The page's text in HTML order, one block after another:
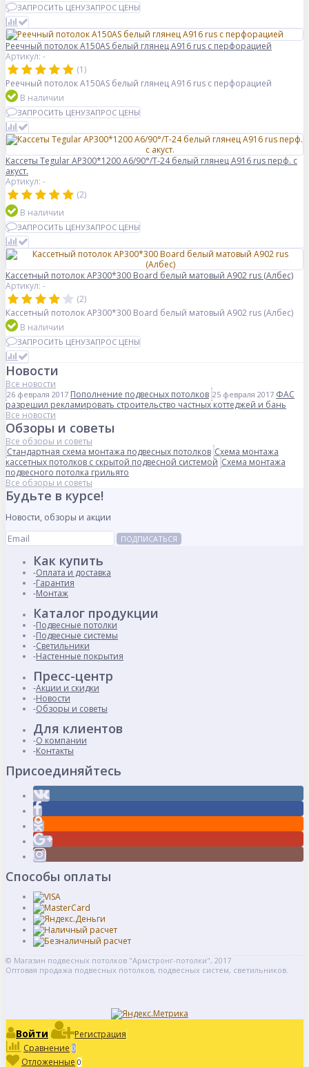
ЗАПРОСИТЬ ЦЕНУЗАПРОС ЦЕНЫ
Реечный потолок A150AS белый глянец A916 rus с перфорацией
Артикул: -
(1)
Реечный потолок A150AS белый глянец A916 rus с перфорацией
В наличии
ЗАПРОСИТЬ ЦЕНУЗАПРОС ЦЕНЫ
Кассеты Tegular AP300*1200 A6/90°/Т-24 белый глянец A916 rus перф. с
акуст.
Артикул: -
(2)
В наличии
ЗАПРОСИТЬ ЦЕНУЗАПРОС ЦЕНЫ
Кассетный потолок AP300*300 Board белый матовый А902 rus (Албес)
Артикул: -
(2)
Кассетный потолок AP300*300 Board белый матовый А902 rus (Албес)
В наличии
ЗАПРОСИТЬ ЦЕНУЗАПРОС ЦЕНЫ
Новости
Все новости
26 февраля 2017 Пополнение подвесных потолков 25 февраля 2017 ФАС
разрешил рекламировать строительство частных коттеджей и бань
Все новости
Обзоры и советы
Все обзоры и советы
Стандартная схема монтажа подвесных потолков Схема монтажа
кассетных потолков с скрытой подвесной системой Схема монтажа
подвесного потолка грильято
Все обзоры и советы
Будьте в курсе!
Новости, обзоры и акции
ПОДПИСАТЬСЯ
Как купить
Оплата и доставка
Гарантия
Монтаж
Каталог продукции
Подвесные потолки
Подвесные системы
Светильники
Настенные покрытия
Пресс-центр
Акции и скидки
Новости
Обзоры и советы
Для клиентов
О компании
Контакты
Присоединяйтесь
Способы оплаты
© Магазин подвесных потолков "Армстронг-потолки", 2017
Оптовая продажа подвесных потолков, подвесных систем, светильников.
Войти
Регистрация
Сравнение 0
Отложенные 0